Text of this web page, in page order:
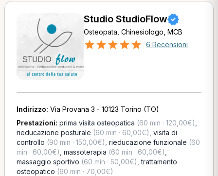
Studio StudioFlow
Osteopata, Chinesiologo, MCB
6 Recensioni
Indirizzo: Via Provana 3 - 10123 Torino (TO)
Prestazioni: prima visita osteopatica (60 min · 120,00€)
rieducazione posturale (60 min · 60,00€) visita di
controllo (90 min · 150,00€) rieducazione funzionale (60
min · 60,00€) massoterapia (60 min · 60,00€)
massaggio sportivo (60 min · 50,00€) ,trattamento
osteopatico (60 min · 70,00€)